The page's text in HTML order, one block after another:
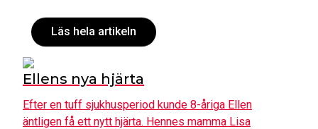
Läs hela artikeln
Ellens nya hjärta
Efter en tuff sjukhusperiod kunde 8-åriga Ellen
äntligen få ett nytt hjärta. Hennes mamma Lisa